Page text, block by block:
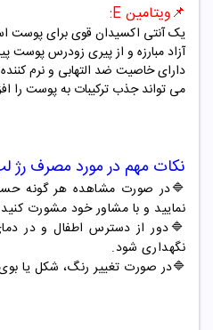
📌ویتامینE
:
یک آنتی اکسیدان قوی برای پوست
آزاد مبارزه و از پیری زودرس پوست
دارای خاصیت ضد التهابی و نرم
می تواند جذب ترکیبات به پوست را
نکات مهم در مورد مصرف رژ
🔷در صورت مشاهده هر گونه
نمایید و با مشاور خود مشورت
نگهداری شود.
🔷در صورت تغییر رنگ، شکل یا